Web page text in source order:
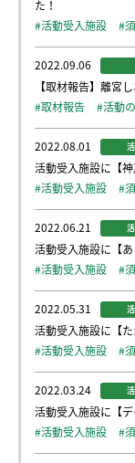
た！
#活動受入施設
#
2022.09.06
【取材報告】離宮
#取材報告
#活動
2022.08.01
活動受入施設に【
#活動受入施設
#
2022.06.21
活動受入施設に【
#活動受入施設
#
2022.05.31
活動受入施設に【
#活動受入施設
#
2022.03.24
活動受入施設に【
#活動受入施設
#